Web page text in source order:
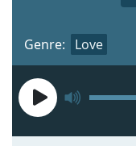
Genre: Love